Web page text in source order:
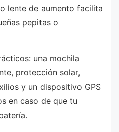
lente de aumento facilita
pepitas o
una mochila
protección solar,
y un dispositivo GPS
en caso de que tu